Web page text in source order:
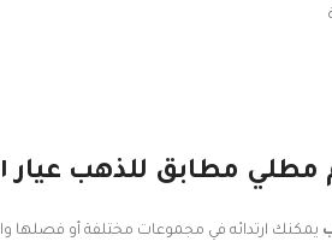
مطابق للذهب عيار ٢١
يمكنك ارتدائه في مجموعات مختلفة أو فصلها